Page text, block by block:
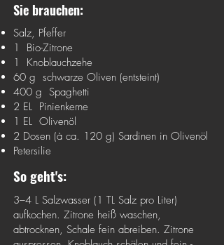
Sie brauchen:
Salz, Pfeffer
1 Bio-Zitrone
1 Knoblauchzehe
60 g schwarze Oliven (entsteint)
400 g Spaghetti
2 EL Pinienkerne
1 EL Olivenöl
2 Dosen (à ca. 120 g) Sardinen in Olivenöl
Petersilie
So geht's:
3–4 L Salzwasser (1 TL Salz pro Liter)
aufkochen. Zitrone heiß waschen,
abtrocknen, Schale fein abreiben. Zitrone